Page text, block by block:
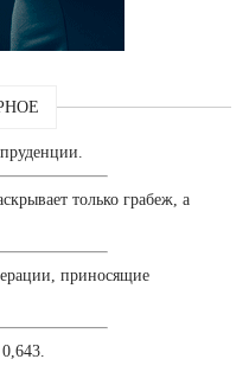
только грабеж, а
приносящие